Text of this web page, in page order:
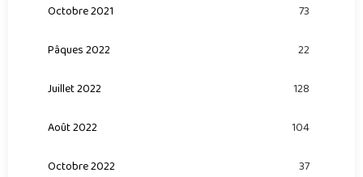
Octobre 2021 73
Pâques 2022 22
Juillet 2022 128
Août 2022 104
Octobre 2022 37